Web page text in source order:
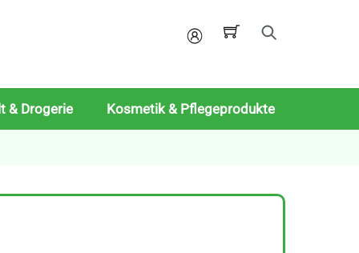
Mein
& Drogerie Kosmetik & Pflegeprodukte